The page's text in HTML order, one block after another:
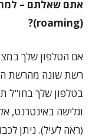
אתם שאלתם – למה
(
roaming
)?
אם הטלפון שלך
רשת שונה מהרשת
בטלפון שלך בחו"ל
וגלישה באינטרנט,
(ראה לעיל). ניתן